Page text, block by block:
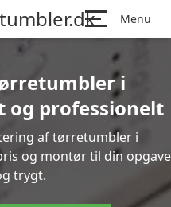
Menu
i
og professionelt
af tørretumbler i
og montør til din opgave
trygt.